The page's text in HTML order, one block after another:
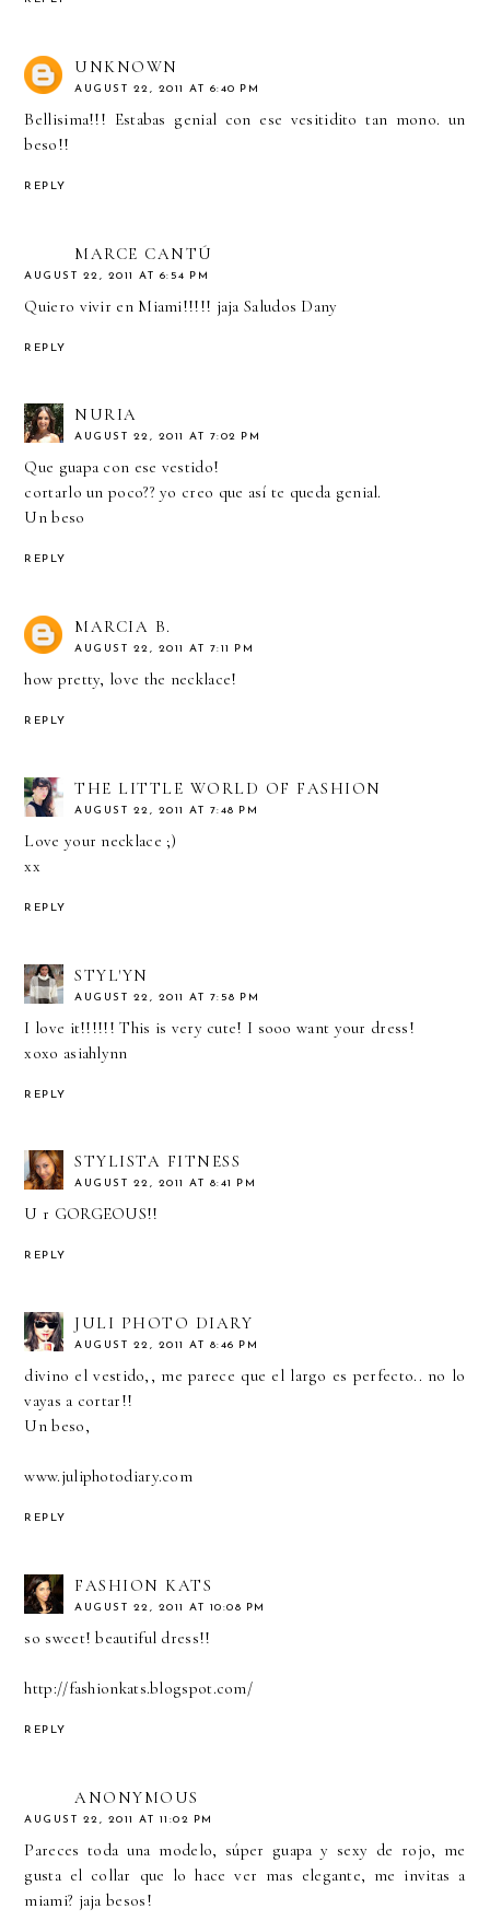
UNKNOWN
AUGUST 22, 2011 AT 6:40 PM
Bellisima!!! Estabas genial con ese vesitidito tan mono. un
beso!!
REPLY
MARCE CANTÚ
AUGUST 22, 2011 AT 6:54 PM
Quiero vivir en Miami!!!!! jaja Saludos Dany
REPLY
NURIA
AUGUST 22, 2011 AT 7:02 PM
Que guapa con ese vestido!
cortarlo un poco?? yo creo que así te queda genial.
Un beso
REPLY
MARCIA B.
AUGUST 22, 2011 AT 7:11 PM
how pretty, love the necklace!
REPLY
THE LITTLE WORLD OF FASHION
AUGUST 22, 2011 AT 7:48 PM
Love your necklace ;)
xx
REPLY
STYL'YN
AUGUST 22, 2011 AT 7:58 PM
I love it!!!!!! This is very cute! I sooo want your dress!
xoxo asiahlynn
REPLY
STYLISTA FITNESS
AUGUST 22, 2011 AT 8:41 PM
U r GORGEOUS!!
REPLY
JULI PHOTO DIARY
AUGUST 22, 2011 AT 8:46 PM
divino el vestido,, me parece que el largo es perfecto.. no lo
vayas a cortar!!
Un beso,
www.juliphotodiary.com
REPLY
FASHION KATS
AUGUST 22, 2011 AT 10:08 PM
so sweet! beautiful dress!!
http://fashionkats.blogspot.com/
REPLY
ANONYMOUS
AUGUST 22, 2011 AT 11:02 PM
Pareces toda una modelo, súper guapa y sexy de rojo, me
gusta el collar que lo hace ver mas elegante, me invitas a
miami? jaja besos!